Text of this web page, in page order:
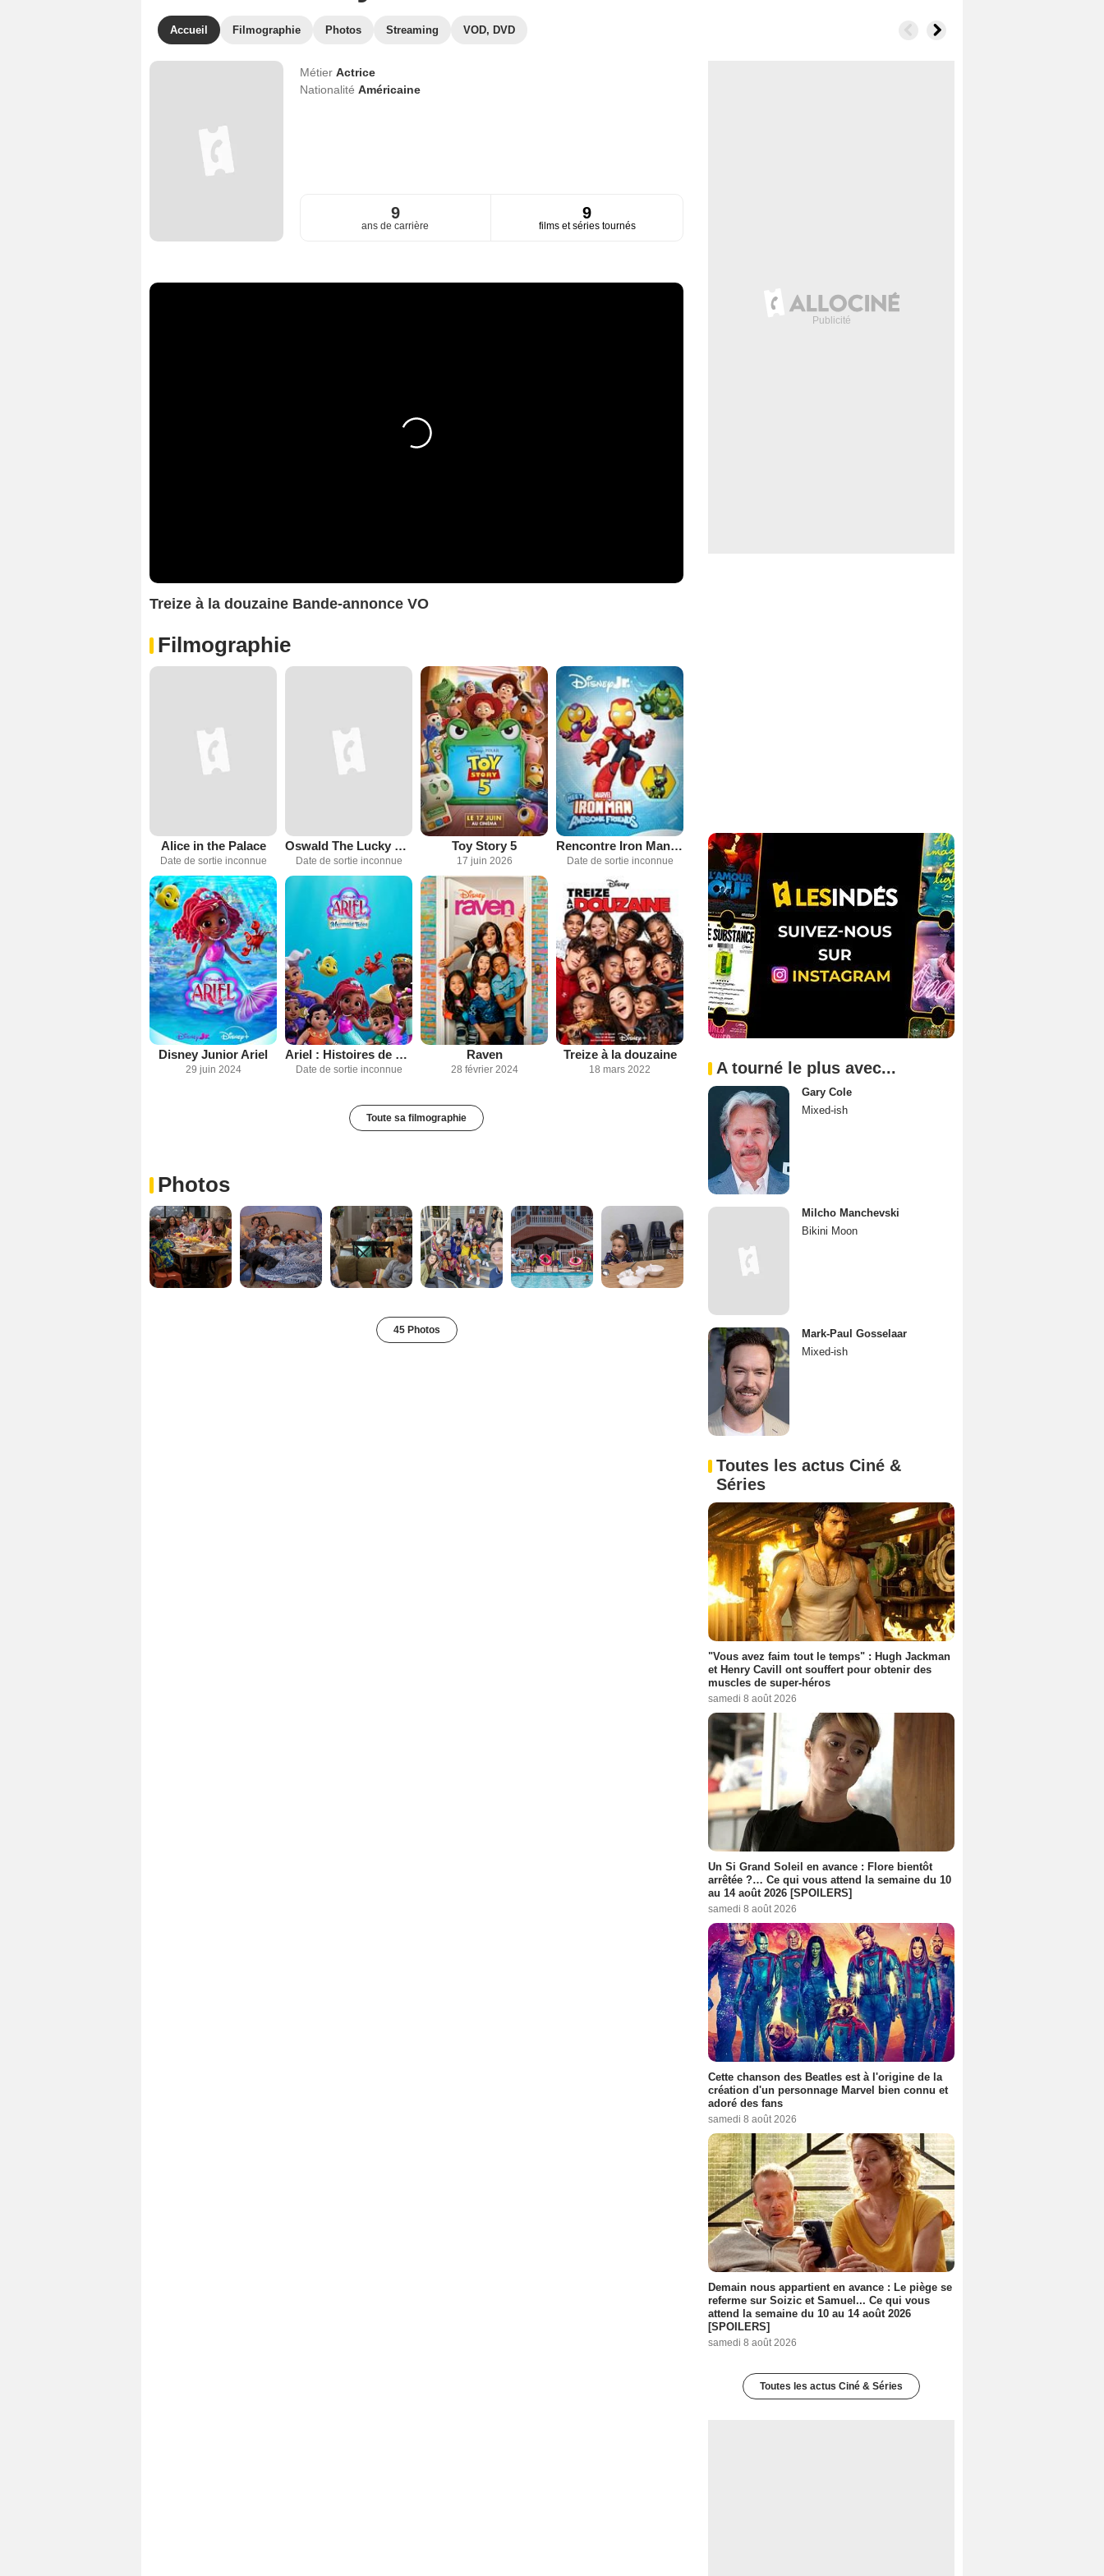
Accueil Filmographie Photos Streaming VOD, DVD
Métier Actrice
Nationalité Américaine
9
ans de carrière
9
films et séries tournés
Treize à la douzaine Bande-annonce VO
Filmographie
Alice in the Palace
Date de sortie inconnue
Oswald The Lucky Rabbit
Date de sortie inconnue
Toy Story 5
17 juin 2026
Rencontre Iron Man et ses Amis Incroyables
Date de sortie inconnue
Disney Junior Ariel
29 juin 2024
Ariel : Histoires de sirènes
Date de sortie inconnue
Raven
28 février 2024
Treize à la douzaine
18 mars 2022
Toute sa filmographie
Photos
45 Photos
A tourné le plus avec...
Gary Cole
Mixed-ish
Milcho Manchevski
Bikini Moon
Mark-Paul Gosselaar
Mixed-ish
Toutes les actus Ciné &
Séries
"Vous avez faim tout le temps" : Hugh Jackman
et Henry Cavill ont souffert pour obtenir des
muscles de super-héros
samedi 8 août 2026
Un Si Grand Soleil en avance : Flore bientôt
arrêtée ?… Ce qui vous attend la semaine du 10
au 14 août 2026 [SPOILERS]
samedi 8 août 2026
Cette chanson des Beatles est à l'origine de la
création d'un personnage Marvel bien connu et
adoré des fans
samedi 8 août 2026
Demain nous appartient en avance : Le piège se
referme sur Soizic et Samuel... Ce qui vous
attend la semaine du 10 au 14 août 2026
[SPOILERS]
samedi 8 août 2026
Toutes les actus Ciné & Séries